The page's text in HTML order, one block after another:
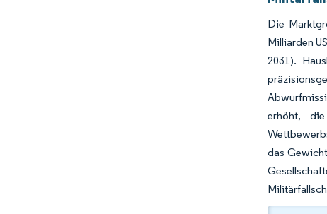
Die
Milliarden
2031).
erhöht,
das